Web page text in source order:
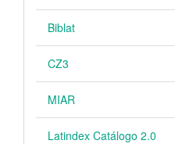
Biblat
CZ3
MIAR
Latindex Catálogo 2.0